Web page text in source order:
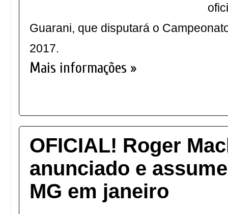
Guarani, que disputará o
2017.
Mais informações »
OFICIAL! Roger
anunciado e
MG em janeiro